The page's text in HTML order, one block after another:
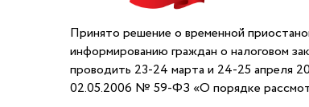
Принято решение о временной
информированию граждан о налоговом
проводить 23-24 марта и 24-25 апреля
02.05.2006 № 59-ФЗ «О порядке